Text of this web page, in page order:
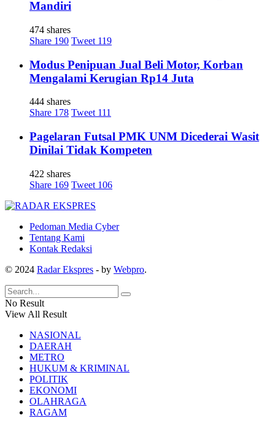
Mandiri
474 shares
Share 190 Tweet 119
Modus Penipuan Jual Beli Motor, Korban
Mengalami Kerugian Rp14 Juta
444 shares
Share 178 Tweet 111
Pagelaran Futsal PMK UNM Dicederai Wasit
Dinilai Tidak Kompeten
422 shares
Share 169 Tweet 106
Pedoman Media Cyber
Tentang Kami
Kontak Redaksi
© 2024 Radar Ekspres - by Webpro.
No Result
View All Result
NASIONAL
DAERAH
METRO
HUKUM & KRIMINAL
POLITIK
EKONOMI
OLAHRAGA
RAGAM